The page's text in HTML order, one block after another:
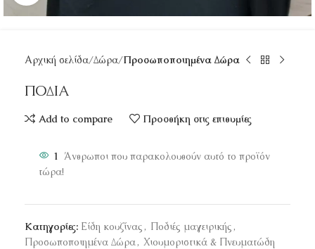
Αρχική σελίδα Δώρα Προσωποποιημένα Δώρα
ΠΟΔΙΑ
Add to compare Προσθήκη στις επιθυμίες
1 Άνθρωποι που παρακολουθούν αυτό το προϊόν
τώρα!
Κατηγορίες: Είδη κουζίνας , Ποδιές μαγειρικής ,
Προσωποποιημένα Δώρα, Χιουμοριστικά & Πνευματώδη